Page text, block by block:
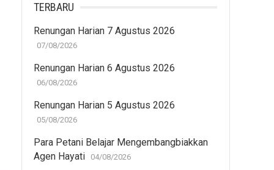
TERBARU
Renungan Harian 7 Agustus 2026
07/08/2026
Renungan Harian 6 Agustus 2026
06/08/2026
Renungan Harian 5 Agustus 2026
05/08/2026
Para Petani Belajar Mengembangbiakkan
Agen Hayati
04/08/2026